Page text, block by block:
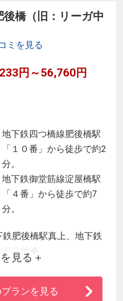
橋（旧：リーガ中
ミを見る
円～56,760円
地下鉄四つ橋線肥後橋駅
「１０番」から徒歩で約2
分。
地下鉄御堂筋線淀屋橋駅
「４番」から徒歩で約7
分。
肥後橋駅真上、地下鉄
立地◆
、グランキューブ大阪
鉄の乗継で約30分
見る
ランを見る